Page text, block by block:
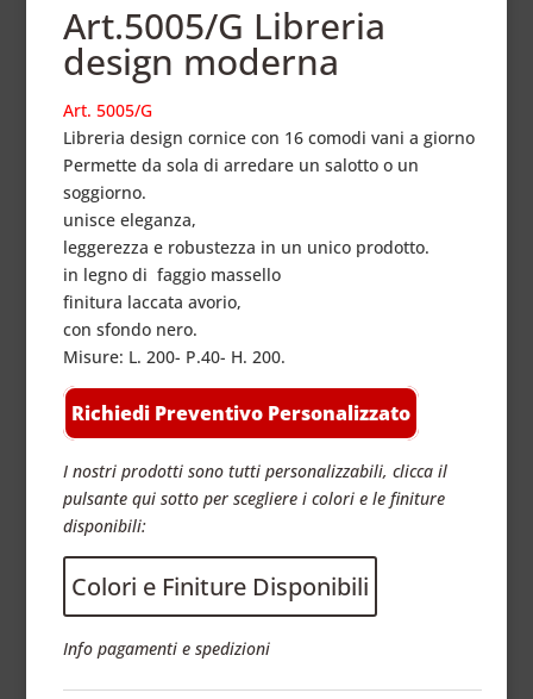
Art.5005/G Libreria
design moderna
Art. 5005/G
Libreria design cornice con 16 comodi vani a giorno
Permette da sola di arredare un salotto o un
soggiorno.
unisce eleganza,
leggerezza e robustezza in un unico prodotto.
in legno di faggio massello
finitura laccata avorio,
con sfondo nero.
Misure: L. 200- P.40- H. 200.
Richiedi Preventivo Personalizzato
I nostri prodotti sono tutti personalizzabili, clicca il
pulsante qui sotto per scegliere i colori e le finiture
disponibili:
Colori e Finiture Disponibili
Info pagamenti e spedizioni